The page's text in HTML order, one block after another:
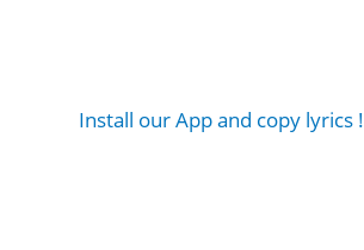
Install our App and copy lyrics !